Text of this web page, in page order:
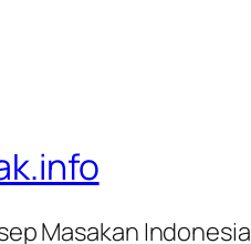
Masakan Indonesia